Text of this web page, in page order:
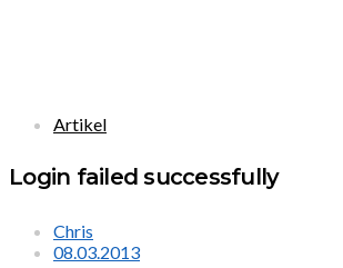
Artikel
Login failed successfully
Chris
08.03.2013